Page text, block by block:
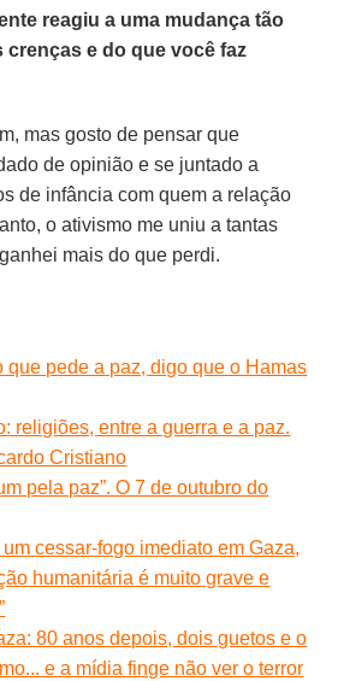
reagiu a uma mudança tão
crenças e do que você faz
mas gosto de pensar que
de opinião e se juntado a
de infância com quem a relação
o ativismo me uniu a tantas
mais do que perdi.
que pede a paz, digo que o Hamas
religiões, entre a guerra e a paz.
Cristiano
pela paz”. O 7 de outubro do
cessar-fogo imediato em Gaza,
humanitária é muito grave e
80 anos depois, dois guetos e o
e a mídia finge não ver o terror